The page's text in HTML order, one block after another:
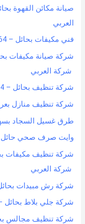
f
o
r
:
العربي
فني مكيفات بحائل – 0551154864 اتصل بنا – شركة العربي
شركة العربي
شركة تنظيف بحائل – 0551154864 اتصل بنا – شركة العربي
شركة تنظيف منازل
طرق غسيل السجاد بسهولة – 0551154864-
وايت صرف صحي حائل – 0551154864 اتصل بنا – شركة
شركة العربي
شركة رش مبيدات بحائل – 0551154864 اتصل بنا –
شركة جلي بلاط بحائل – 0551154864 – اتصل بنا – شركة